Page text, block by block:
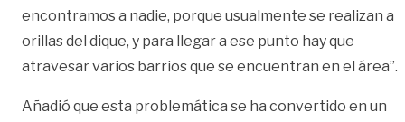
encontramos a nadie, porque usualmente se realizan a
orillas del dique, y para llegar a ese punto hay que
atravesar varios barrios que se encuentran en el área”.
Añadió que esta problemática se ha convertido en un